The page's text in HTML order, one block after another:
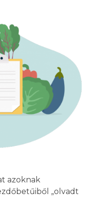
azoknak
„olvadt